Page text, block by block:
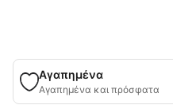
Αγαπημένα
Αγαπημένα και πρόσφατα